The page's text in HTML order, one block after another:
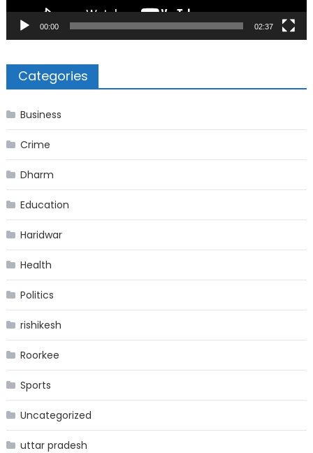
00:00 02:37
Categories
Business
Crime
Dharm
Education
Haridwar
Health
Politics
rishikesh
Roorkee
Sports
Uncategorized
uttar pradesh